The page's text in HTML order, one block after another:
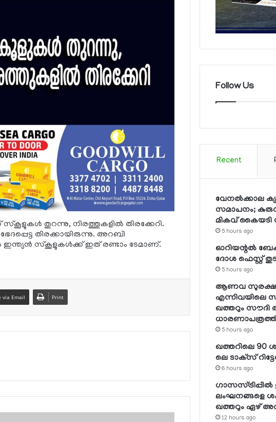
തുറന്നു, നിരത്തുകളില്‍ തിരക്കേറി.
തിരക്കായിരുന്നു. അറബി
സ്‌കൂളുകള്‍ക്ക് ഇത് രണ്ടാം ടേമാണ്.
via Email Print
Follow Us
Recent
വേനല്‍ക്കാല
സമാപനം;
മികവ് കൈയടി
5 hours ago
ഓറിയന്റല്‍
ദോശ ഫെസ്റ്റ്
5 hours ago
ആണവ സുരക്ഷ,
എന്നിവയിലെ
ഖത്തറും സൗദി
5 hours ago
ഖത്തറിലെ 90
ലെ ടാക്‌സ്
6 hours ago
ലംഘനങ്ങളെ
ഖത്തറും ഏഴ്
12 hours ago